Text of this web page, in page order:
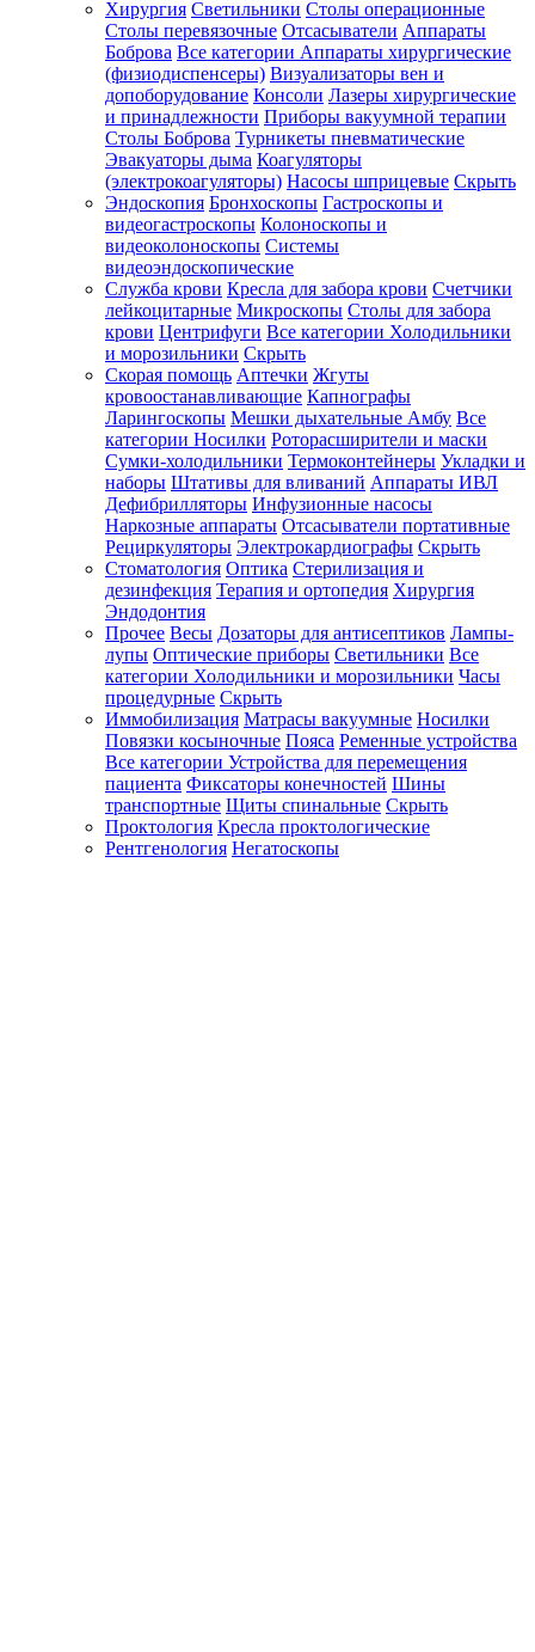
Хирургия Светильники Столы операционные
Столы перевязочные Отсасыватели Аппараты
Боброва Все категории Аппараты хирургические
(физиодиспенсеры) Визуализаторы вен и
допоборудование Консоли Лазеры хирургические
и принадлежности Приборы вакуумной терапии
Столы Боброва Турникеты пневматические
Эвакуаторы дыма Коагуляторы
(электрокоагуляторы) Насосы шприцевые Скрыть
Эндоскопия Бронхоскопы Гастроскопы и
видеогастроскопы Колоноскопы и
видеоколоноскопы Системы
видеоэндоскопические
Служба крови Кресла для забора крови Счетчики
лейкоцитарные Микроскопы Столы для забора
крови Центрифуги Все категории Холодильники
и морозильники Скрыть
Скорая помощь Аптечки Жгуты
кровоостанавливающие Капнографы
Ларингоскопы Мешки дыхательные Амбу Все
категории Носилки Роторасширители и маски
Сумки-холодильники Термоконтейнеры Укладки и
наборы Штативы для вливаний Аппараты ИВЛ
Дефибрилляторы Инфузионные насосы
Наркозные аппараты Отсасыватели портативные
Рециркуляторы Электрокардиографы Скрыть
Стоматология Оптика Стерилизация и
дезинфекция Терапия и ортопедия Хирургия
Эндодонтия
Прочее Весы Дозаторы для антисептиков Лампы-
лупы Оптические приборы Светильники Все
категории Холодильники и морозильники Часы
процедурные Скрыть
Иммобилизация Матрасы вакуумные Носилки
Повязки косыночные Пояса Ременные устройства
Все категории Устройства для перемещения
пациента Фиксаторы конечностей Шины
транспортные Щиты спинальные Скрыть
Проктология Кресла проктологические
Рентгенология Негатоскопы